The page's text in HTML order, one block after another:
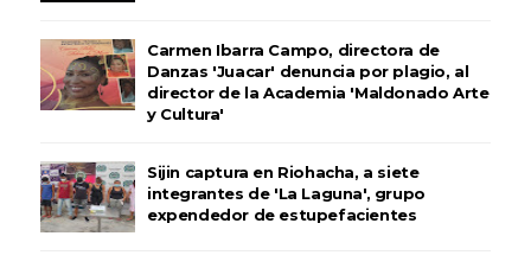
Carmen Ibarra Campo, directora de
Danzas 'Juacar' denuncia por plagio, al
director de la Academia 'Maldonado Arte
y Cultura'
Sijin captura en Riohacha, a siete
integrantes de 'La Laguna', grupo
expendedor de estupefacientes